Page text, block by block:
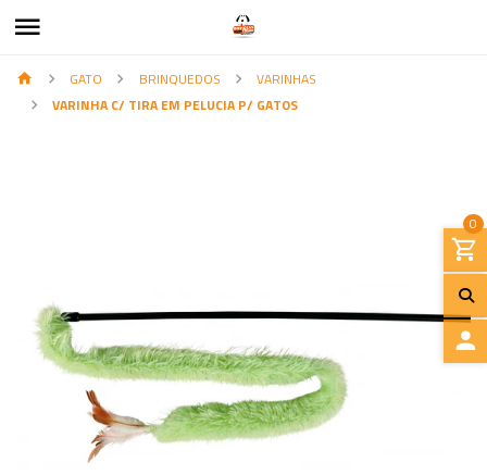
0
GATO BRINQUEDOS
VARINHAS
VARINHA C/ TIRA EM PELUCIA P/ GATOS